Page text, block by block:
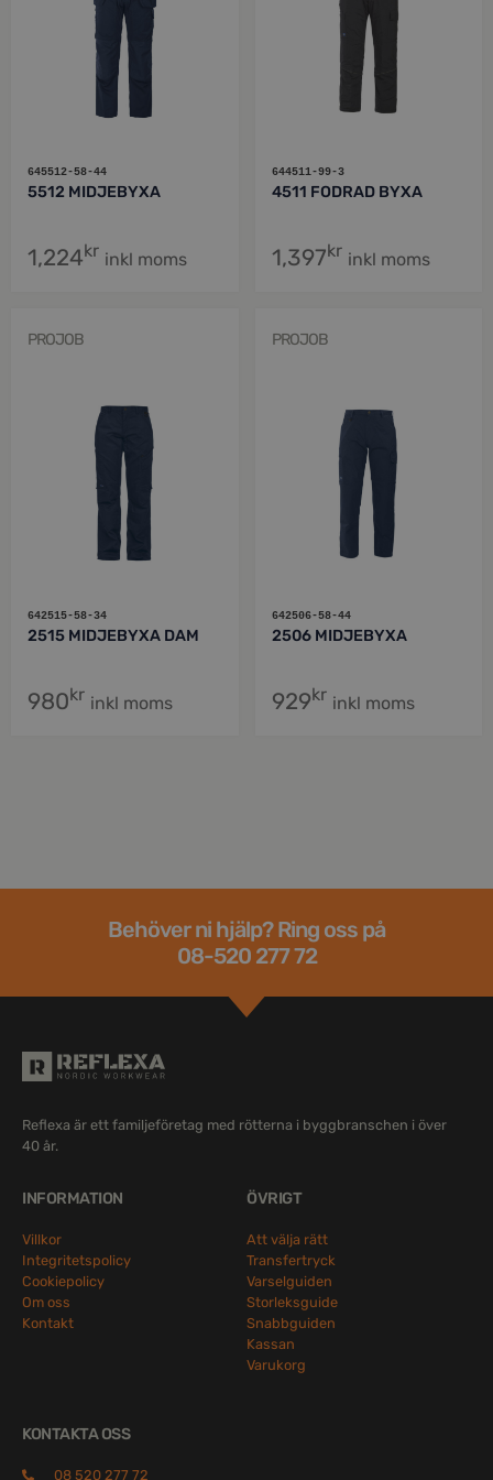
645512-58-44
5512 MIDJEBYXA
1,224kr inkl moms
644511-99-3
4511 FODRAD BYXA
1,397kr inkl moms
PROJOB
642515-58-34
2515 MIDJEBYXA DAM
980kr inkl moms
PROJOB
642506-58-44
2506 MIDJEBYXA
929kr inkl moms
Behöver ni hjälp? Ring oss på
08-520 277 72
Reflexa är ett familjeföretag med rötterna i byggbranschen i över
40 år.
INFORMATION
Villkor
Integritetspolicy
Cookiepolicy
Om oss
Kontakt
ÖVRIGT
Att välja rätt
Transfertryck
Varselguiden
Storleksguide
Snabbguiden
Kassan
Varukorg
KONTAKTA OSS
08 520 277 72